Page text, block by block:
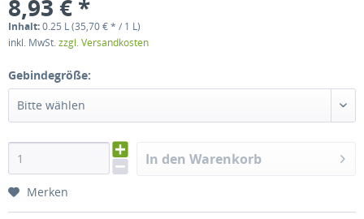
8,93 € *
Inhalt:0.25 L (35,70 € * / 1 L)
inkl. MwSt.zzgl. Versandkosten
Gebindegröße:
Bitte wählen
In den Warenkorb
Merken